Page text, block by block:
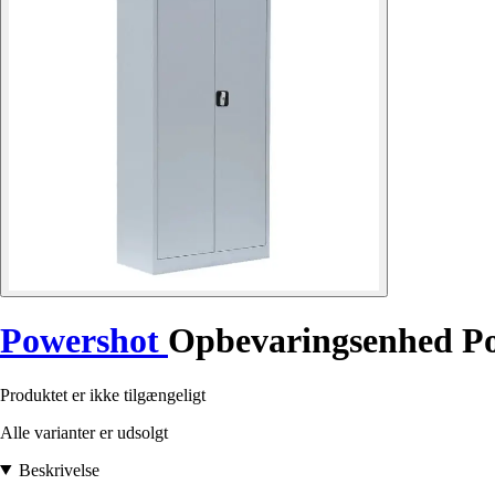
Powershot Opbevaringsenhed
Produktet er ikke tilgængeligt
Alle varianter er udsolgt
Beskrivelse